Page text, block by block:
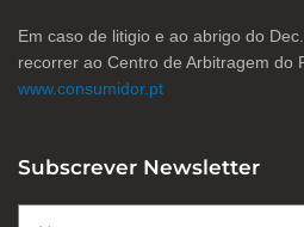
Em caso de litigio e ao abrigo do
recorrer ao Centro de Arbitragem do
www.consumidor.pt
Subscrever Newsletter